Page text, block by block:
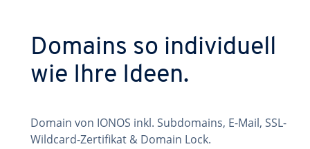
Domains so individuell
wie Ihre Ideen.
Domain von IONOS inkl. Subdomains, E-Mail, SSL-
Wildcard-Zertifikat & Domain Lock.